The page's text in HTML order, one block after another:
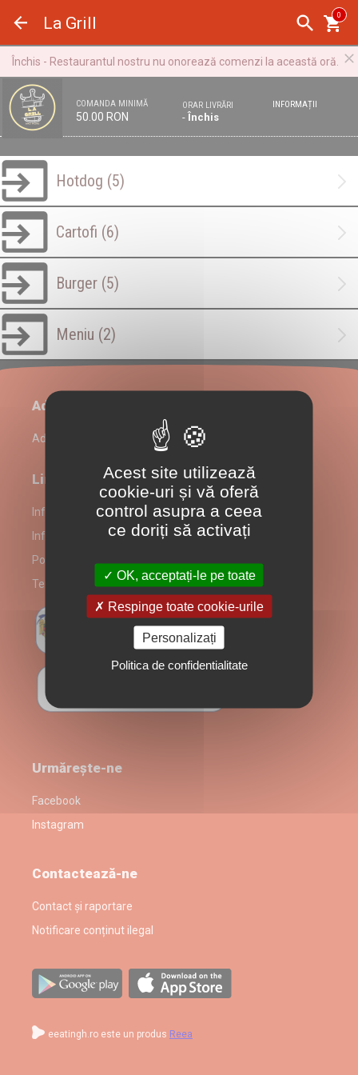
La Grill 0
Închis - Restaurantul nostru nu onorează comenzi la această oră.
COMANDA MINIMĂ
50.00 RON
INFORMAȚII
ORAR LIVRĂRI
- Închis
Hotdog (5)
Cartofi (6)
Burger (5)
Meniu (2)
Administrare restaurant
Admin Login
Link-uri utile
Informații despre partenerul La Grill
Informare Consumatori
Politică prelucrare date
Termeni și Condiții
Urmărește-ne
Facebook
Instagram
Contactează-ne
Contact și raportare
Notificare conținut ilegal
eeatingh.ro este un produs Reea
Acest site utilizează
cookie-uri și vă oferă
control asupra a ceea
ce doriți să activați
OK, acceptați-le pe toate
Respinge toate cookie-urile
Personalizați
Politica de confidentialitate